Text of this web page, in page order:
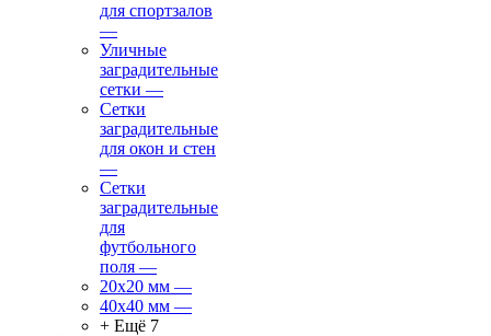
для спортзалов
—
Уличные
заградительные
сетки —
Сетки
заградительные
для окон и стен
—
Сетки
заградительные
для
футбольного
поля —
20х20 мм —
40х40 мм —
+ Ещё 7